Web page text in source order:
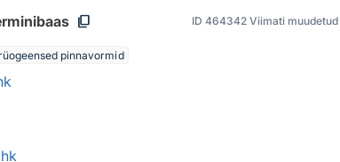
content_copy ID 464342 Viimati muudetud
pinnavormid